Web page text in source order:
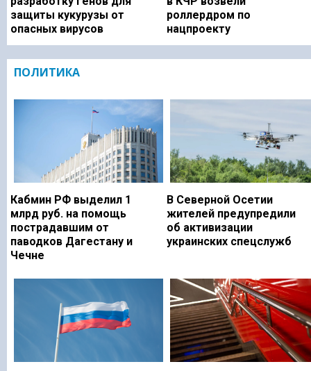
защиты кукурузы от
опасных вирусов
роллердром по
нацпроекту
ПОЛИТИКА
Кабмин РФ выделил 1
млрд руб. на помощь
пострадавшим от
паводков Дагестану и
Чечне
В Северной Осетии
жителей предупредили
об активизации
украинских спецслужб